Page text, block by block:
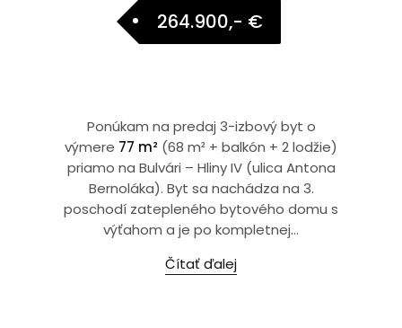
264.900,- €
Ponúkam na predaj 3-izbový byt o
výmere 77 m² (68 m² + balkón + 2 lodžie)
priamo na Bulvári – Hliny IV (ulica Antona
Bernoláka). Byt sa nachádza na 3.
poschodí zatepleného bytového domu s
výťahom a je po kompletnej...
Čítať ďalej